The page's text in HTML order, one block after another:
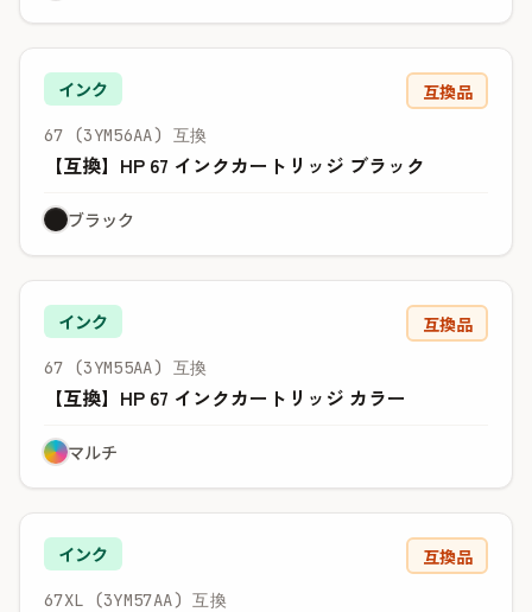
インク 互換品
67 (3YM56AA) 互換
【互換】HP 67 インクカートリッジ ブラック
ブラック
インク 互換品
67 (3YM55AA) 互換
【互換】HP 67 インクカートリッジ カラー
マルチ
インク 互換品
67XL (3YM57AA) 互換